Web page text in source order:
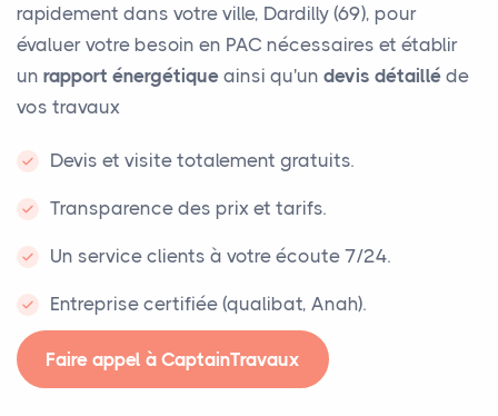
rapidement dans votre ville, Dardilly (69), pour
évaluer votre besoin en PAC nécessaires et établir
un rapport énergétique ainsi qu'un devis détaillé de
vos travaux
Devis et visite totalement gratuits.
Transparence des prix et tarifs.
Un service clients à votre écoute 7/24.
Entreprise certifiée (qualibat, Anah).
Faire appel à CaptainTravaux